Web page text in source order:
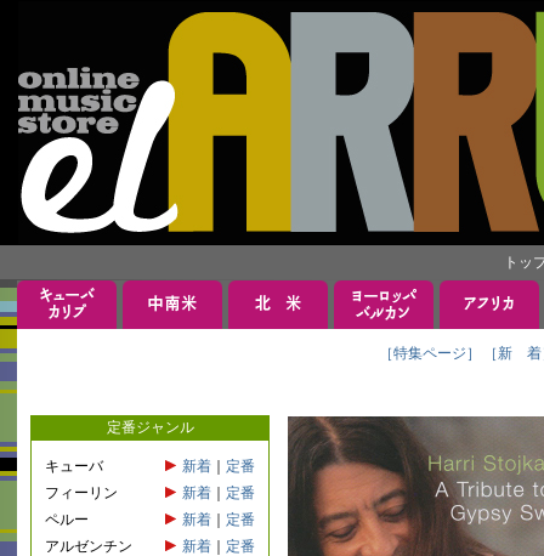
トッ
［特集ページ］ ［新 着
定番ジャンル
キューバ 新着
定番
フィーリン
新着
定番
ペルー
新着
定番
アルゼンチン
新着
定番